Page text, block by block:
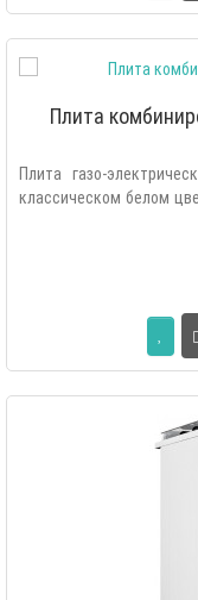
Плита
Плита газо-
классическом белом